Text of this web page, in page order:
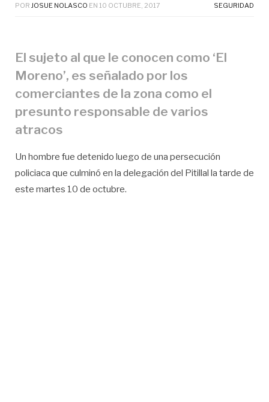
POR JOSUE NOLASCO EN 10 OCTUBRE, 2017 SEGURIDAD
El sujeto al que le conocen como ‘El
Moreno’, es señalado por los
comerciantes de la zona como el
presunto responsable de varios
atracos
Un hombre fue detenido luego de una persecución
policiaca que culminó en la delegación del Pitillal la tarde de
este martes 10 de octubre.